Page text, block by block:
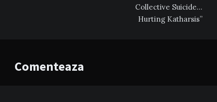
Collective Suicide…
Hurting Katharsis”
Comenteaza